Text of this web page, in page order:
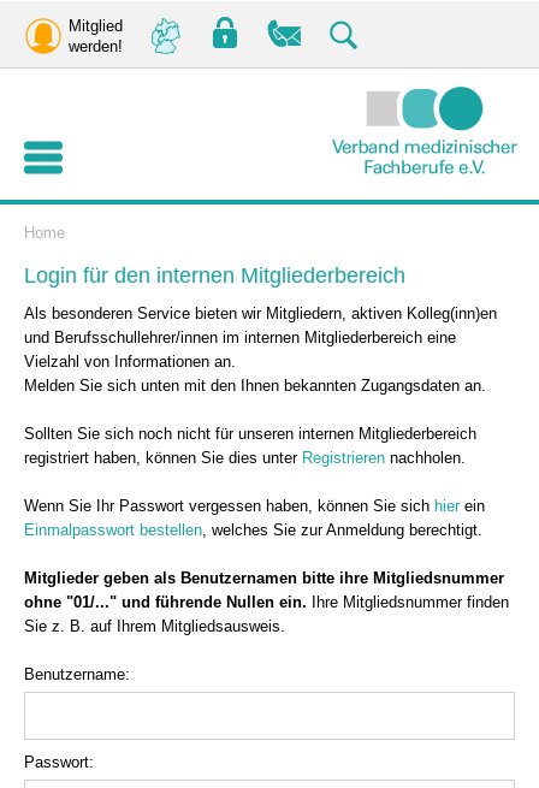
Mitglied
werden!
Home
Login für den internen Mitgliederbereich
Als besonderen Service bieten wir Mitgliedern, aktiven Kolleg(inn)en
und Berufsschullehrer/innen im internen Mitgliederbereich eine
Vielzahl von Informationen an.
Melden Sie sich unten mit den Ihnen bekannten Zugangsdaten an.
Sollten Sie sich noch nicht für unseren internen Mitgliederbereich
registriert haben, können Sie dies unter Registrieren nachholen.
Wenn Sie Ihr Passwort vergessen haben, können Sie sich hierein
Einmalpasswort bestellen, welches Sie zur Anmeldung berechtigt.
Mitglieder geben als Benutzernamen bitte ihre Mitgliedsnummer
ohne "01/..." und führende Nullen ein. Ihre Mitgliedsnummer finden
Sie z. B. auf Ihrem Mitgliedsausweis.
Benutzername:
Passwort: